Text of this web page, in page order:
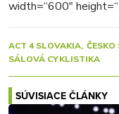
width=“600″
ACT 4 SLOVAKIA
SÁLOVÁ CYKLISTIKA
SÚVISIACE ČLÁNKY